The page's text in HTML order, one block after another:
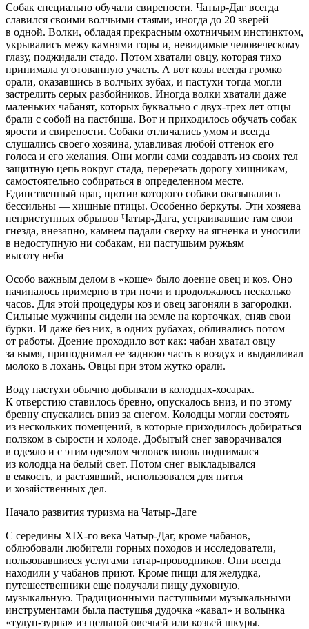
Собак специально обучали свирепости. Чатыр-Даг всегда
славился своими волчьими стаями, иногда до 20 зверей
в одной. Волки, обладая прекрасным охотничьим инстинктом,
укрывались межу камнями горы и, невидимые человеческому
глазу, поджидали стадо. Потом хватали овцу, которая тихо
принимала уготованную участь. А вот козы всегда громко
орали, оказавшись в волчьих зубах, и пастухи тогда могли
застрелить серых разбойников. Иногда волки хватали даже
маленьких чабанят, которых буквально с двух-трех лет отцы
брали с собой на пастбища. Вот и приходилось обучать собак
ярости и свирепости. Собаки отличались умом и всегда
слушались своего хозяина, улавливая любой оттенок его
голоса и его желания. Они могли сами создавать из своих тел
защитную цепь вокруг стада, перерезать дорогу хищникам,
самостоятельно собираться в определенном месте.
Единственный враг, против которого собаки оказывались
бессильны — хищные птицы. Особенно беркуты. Эти хозяева
неприступных обрывов Чатыр-Дага, устраивавшие там свои
гнезда, внезапно, камнем падали сверху на ягненка и уносили
в недоступную ни собакам, ни пастушьим ружьям
высоту неба
Особо важным делом в «коше» было доение овец и коз. Оно
начиналось примерно в три ночи и продолжалось несколько
часов. Для этой процедуры коз и овец загоняли в загородки.
Сильные мужчины сидели на земле на корточках, сняв свои
бурки. И даже без них, в одних рубахах, обливались потом
от работы. Доение проходило вот как: чабан хватал овцу
за вымя, приподнимал ее заднюю часть в воздух и выдавливал
молоко в лохань. Овцы при этом жутко орали.
Воду пастухи обычно добывали в колодцах-хосарах.
К отверстию ставилось бревно, опускалось вниз, и по этому
бревну спускались вниз за снегом. Колодцы могли состоять
из нескольких помещений, в которые приходилось добираться
ползком в сырости и холоде. Добытый снег заворачивался
в одеяло и с этим одеялом человек вновь поднимался
из колодца на белый свет. Потом снег выкладывался
в емкость, и растаявший, использовался для питья
и хозяйственных дел.
Начало развития туризма на Чатыр-Даге
С середины XIX-го века Чатыр-Даг, кроме чабанов,
облюбовали любители горных походов и исследователи,
пользовавшиеся услугами татар-проводников. Они всегда
находили у чабанов приют. Кроме пищи для желудка,
путешественники еще получали пищу духовную,
музыкальную. Традиционными пастушьими музыкальными
инструментами была пастушья дудочка «кавал» и волынка
«тулуп-зурна» из цельной овечьей или козьей шкуры.